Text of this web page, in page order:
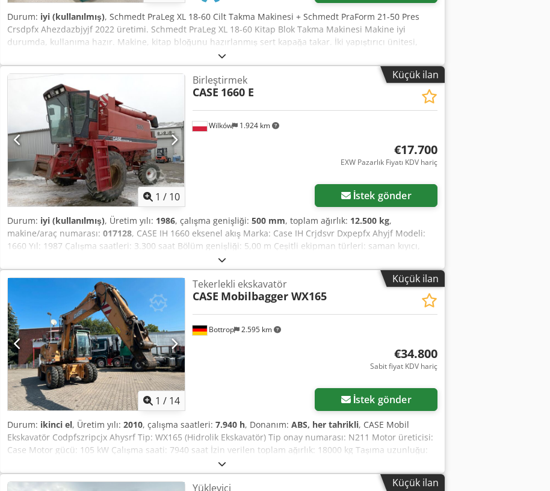
Durum: iyi (kullanılmış), Schmedt PraLeg XL 18-60 Cilt Takma Makinesi + Schmedt PraForm 21-50 Pres
Crsdpfx Ahezdazbjyjf 2022 üretimi. Schmedt PraLeg XL 18-60 Kitap Blok Takma Makinesi Makine iyi
durumda, kullanıma hazır. Makine, kitap bloğunu hazırlanmış sert kapağa takar. İki yapıştırıcı ünitesi,
düzgün yapışkan kalınlığı ayarı. Format: Blok yüksekliği: 80 – 450 mm Blok genişliği: 110 – 450 mm Blok
kalınlığı: 2 – 80 mm Üretim hızı: yaklaşık 200 – 300 adet/saat Güç: 230V Ağırlık: 300 kg Almanya üretimi.
Schmedt PraForm 21-50 Kitap Presi Oyuk açma üniteli kitap presi. Schmedt, Almanya üretimi. Makine çok
iyi durumda ve üretime hazır. Teknik özellikler: Maksimum format: 420 x 520 x 100 mm Ağırlık: 220 kg Güç:
230 V + basınçlı hava. Fiyat, iki makineden oluşan set içindir.
Küçük ilan
1 / 10
Wilków 1.924 km
Birleştirmek
CASE 1660 E
€17.700
EXW Pazarlık Fiyatı KDV hariç
İstek gönder
Durum: iyi (kullanılmış), Üretim yılı: 1986, çalışma genişliği: 500 mm, toplam ağırlık: 12.500 kg,
makine/araç numarası: 017128, CASE IH 1660 eksenel akış Marka: Case IH Crjdsvr Dxpepfx Ahyjf Modeli:
1660 Yıl: 1987 Çalışma saatleri: 3.300 saat Bölüm genişliği: 5,00 m Çeşitli ekipman türleri: saman kıyıcı,
Küçük ilan
1 / 14
Bottrop 2.595 km
Tekerlekli ekskavatör
CASE Mobilbagger WX165
€34.800
Sabit fiyat KDV hariç
İstek gönder
Durum: ikinci el, Üretim yılı: 2010, çalışma saatleri: 7.940 h, Donanım: ABS, her tahrikli, CASE Mobil
Ekskavatör Codpfszripcjx Ahysrf Tip: WX165 (Hidrolik Ekskavatör) Tip onay numarası: N211 Motor üreticisi:
Case Motor gücü: 105 kW Çalışma saati: 7940 saat İzin verilen toplam ağırlık: 18000 kg Taşıma uzunluğu:
8,19 m Taşıma genişliği: 1,91 m Taşıma yüksekliği: 2,89 m Renk: Sarı - Joystick kontrolü - Düzleştirici bıçak -
Kamera Finansman/kiralama konusunda da iş ortaklarımızla birlikte size destek olmaktan memnuniyet
duyarız. Tüm bilgiler bağlayıcı değildir. Hatalar ve aracı elden geçirme hakları saklıdır.
Küçük ilan
Yükleyici